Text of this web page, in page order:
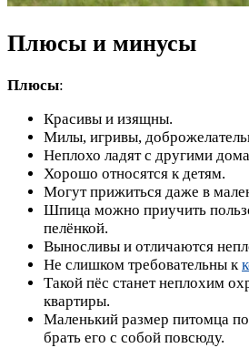
Плюсы и минусы
Плюсы:
Красивы и изящны.
Милы, игривы,
Неплохо ладят с другими
Хорошо относятся к детям.
Могут прижиться даже в
Шпица можно приучить
пелёнкой.
Выносливы и отличаются
Не слишком требовательны к
Такой пёс станет неплохим
квартиры.
Маленький размер питомца
брать его с собой повсюду.